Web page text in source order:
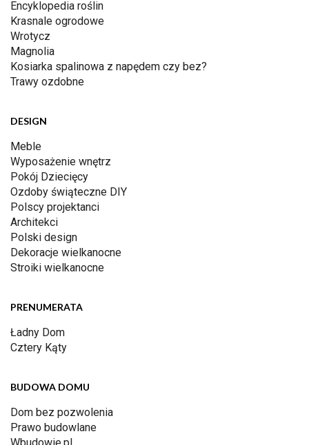
Encyklopedia roślin
Krasnale ogrodowe
Wrotycz
Magnolia
Kosiarka spalinowa z napędem czy bez?
Trawy ozdobne
DESIGN
Meble
Wyposażenie wnętrz
Pokój Dziecięcy
Ozdoby świąteczne DIY
Polscy projektanci
Architekci
Polski design
Dekoracje wielkanocne
Stroiki wielkanocne
PRENUMERATA
Ładny Dom
Cztery Kąty
BUDOWA DOMU
Dom bez pozwolenia
Prawo budowlane
Wbudowie.pl